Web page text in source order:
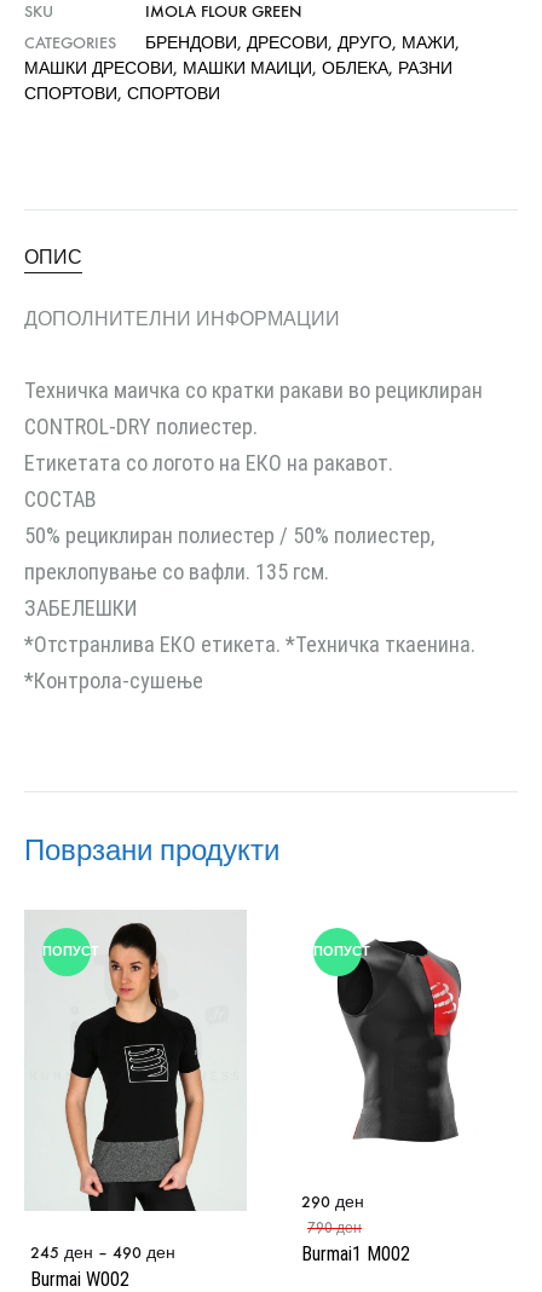
SKU
IMOLA FLOUR GREEN
CATEGORIES
БРЕНДОВИ, ДРЕСОВИ, ДРУГО, МАЖИ,
МАШКИ ДРЕСОВИ, МАШКИ МАИЦИ, ОБЛЕКА, РАЗНИ
СПОРТОВИ, СПОРТОВИ
ОПИС
ДОПОЛНИТЕЛНИ ИНФОРМАЦИИ
Техничка маичка со кратки ракави во рециклиран
CONTROL-DRY полиестер.
Етикетата со логото на ЕКО на ракавот.
СОСТАВ
50% рециклиран полиестер / 50% полиестер,
преклопување со вафли. 135 гсм.
ЗАБЕЛЕШКИ
*Отстранлива ЕКО етикета. *Техничка ткаенина.
*Контрола-сушење
Поврзани продукти
ПОПУСТ
Burmai W002
245 ден – 490 ден
ПОПУСТ
Burmai1 M002
290 ден
790ден